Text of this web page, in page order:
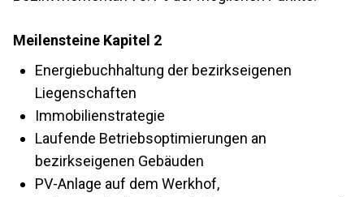
Meilensteine Kapitel 2
Energiebuchhaltung der bezirkseigenen
Liegenschaften
Immobilienstrategie
Laufende Betriebsoptimierungen an
bezirkseigenen Gebäuden
PV-Anlage auf dem Werkhof,